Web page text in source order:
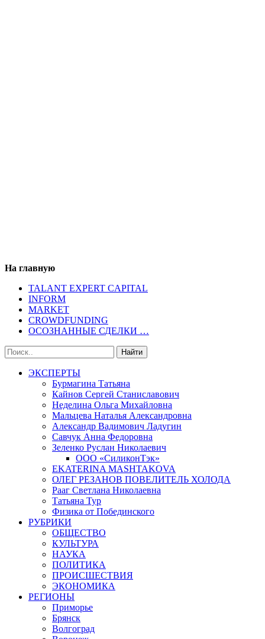
На главную
TALANT EXPERT CAPITAL
INFORM
MARKET
CROWDFUNDING
ОСОЗНАННЫЕ СДЕЛКИ …
ЭКСПЕРТЫ
Бурмагина Татьяна
Кайнов Сергей Станиславович
Неделина Ольга Михайловна
Мальцева Наталья Александровна
Александр Вадимович Ладугин
Савчук Анна Федоровна
Зеленко Руслан Николаевич
ООО «СиликонТэк»
EKATERINA MASHTAKOVA
ОЛЕГ РЕЗАНОВ ПОВЕЛИТЕЛЬ ХОЛОДА
Рааг Светлана Николаевна
Татьяна Тур
Физика от Побединского
РУБРИКИ
ОБЩЕСТВО
КУЛЬТУРА
НАУКА
ПОЛИТИКА
ПРОИСШЕСТВИЯ
ЭКОНОМИКА
РЕГИОНЫ
Приморье
Брянск
Волгоград